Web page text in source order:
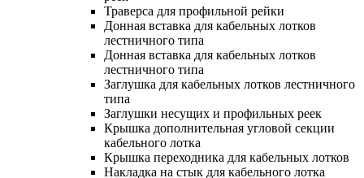
Траверса для профильной рейки
Донная вставка для кабельных лотков
лестничного типа
Донная вставка для кабельных лотков
лестничного типа
Заглушка для кабельных лотков лестничного
типа
Заглушки несущих и профильных реек
Крышка дополнительная угловой секции
кабельного лотка
Крышка переходника для кабельных лотков
Накладка на стык для кабельного лотка